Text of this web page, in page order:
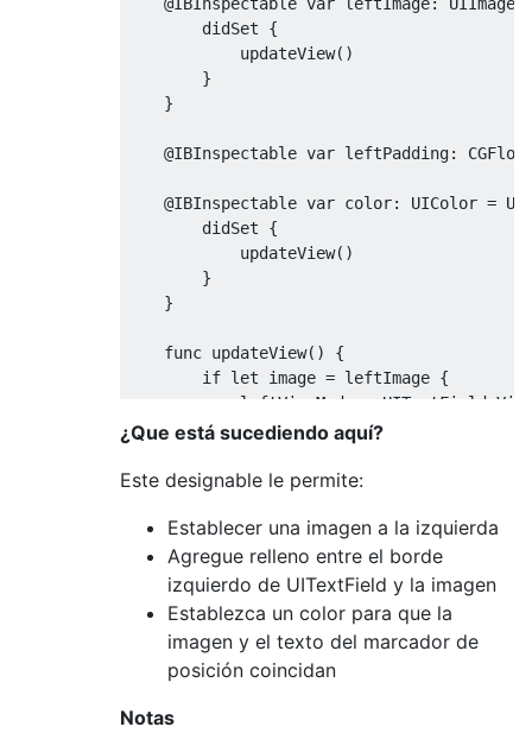
didSet
{
            updateView
()
}
}
@IBInspectable var leftPadding:
@IBInspectable var color: UIColor =
didSet
{
            updateView
()
}
}
func updateView()
{
if let image = leftImage {
            leftViewMode
UITextField
let imageView =
            imageView
.image
            imageView
.tintColor = color
            leftView
= imageView
}
else
{
            leftViewMode
UITextField
            leftView
=
nil
}
        attributedPlaceholder
¿Que está sucediendo aquí?
Este designable le permite:
Establecer una imagen a la izquierda
Agregue relleno entre el borde
izquierdo de UITextField y la imagen
Establezca un color para que la
imagen y el texto del marcador de
posición coincidan
Notas